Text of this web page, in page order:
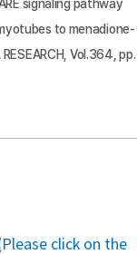
signaling pathway
to menadione-
Vol.364, pp.
(Please click on the